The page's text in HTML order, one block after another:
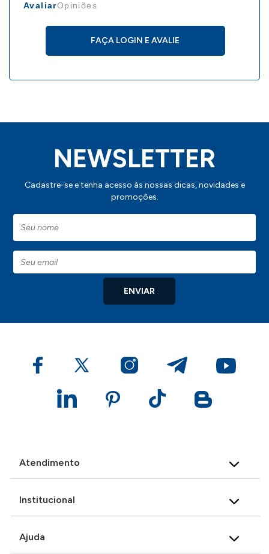
AvaliarOpiniões
FAÇA LOGIN E AVALIE
NEWSLETTER
Cadastre-se e tenha acesso às nossas dicas, novidades e
promoções.
ENVIAR
Atendimento
Institucional
Ajuda